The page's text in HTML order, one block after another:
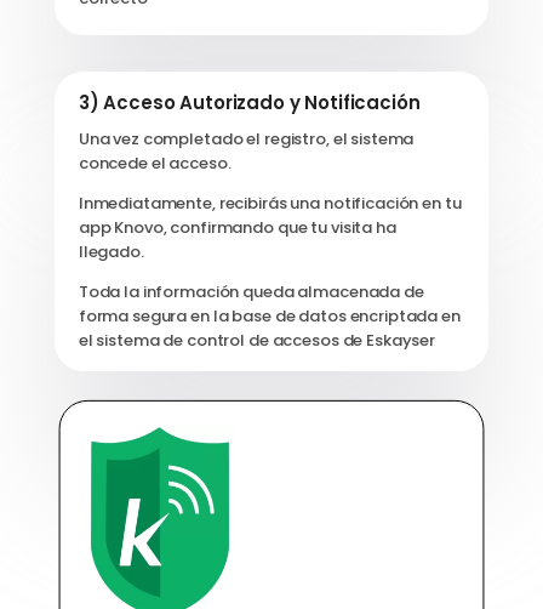
3) Acceso Autorizado y Notificación
Una vez completado el registro, el sistema
concede el acceso.
Inmediatamente, recibirás una notificación en tu
app Knovo, confirmando que tu visita ha
llegado.
Toda la información queda almacenada de
forma segura en la base de datos encriptada en
el sistema de control de accesos de Eskayser